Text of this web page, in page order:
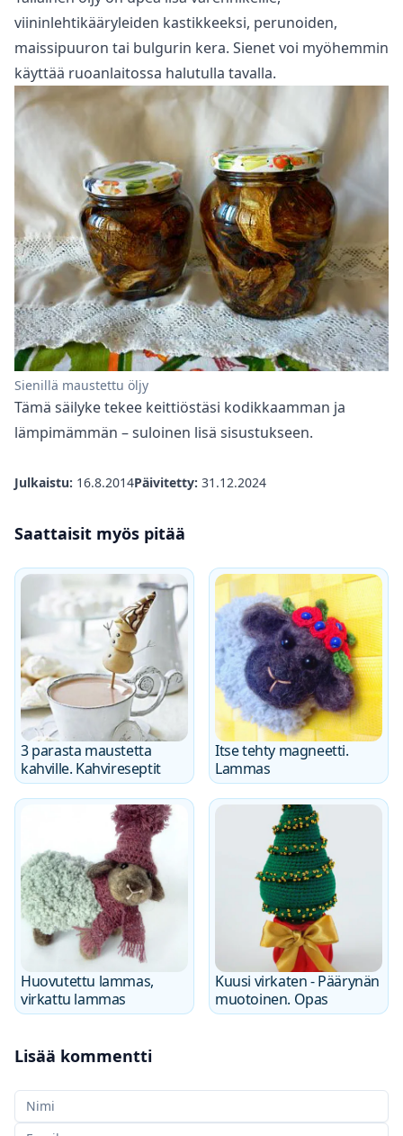
viininlehtikääryleiden kastikkeeksi, perunoiden,
maissipuuron tai bulgurin kera. Sienet voi myöhemmin
käyttää ruoanlaitossa halutulla tavalla.
Sienillä maustettu öljy
Tämä säilyke tekee keittiöstäsi kodikkaamman ja
lämpimämmän – suloinen lisä sisustukseen.
Julkaistu: 16.8.2014Päivitetty: 31.12.2024
Saattaisit myös pitää
3 parasta maustetta
kahville. Kahvireseptit
Itse tehty magneetti.
Lammas
Huovutettu lammas,
virkattu lammas
Kuusi virkaten - Päärynän
muotoinen. Opas
Lisää kommentti
Nimesi